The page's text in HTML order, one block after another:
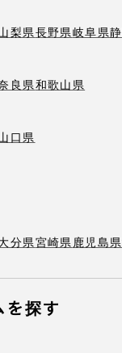
梨県長野県岐阜県
良県和歌山県
口県
分県宮崎県鹿児島県
を探す